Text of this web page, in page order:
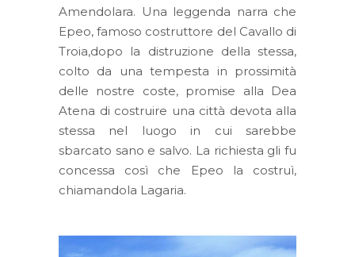
Amendolara. Una leggenda narra che
Epeo, famoso costruttore del Cavallo di
Troia,dopo la distruzione della stessa,
colto da una tempesta in prossimità
delle nostre coste, promise alla Dea
Atena di costruire una città devota alla
stessa nel luogo in cui sarebbe
sbarcato sano e salvo. La richiesta gli fu
concessa così che Epeo la costruì,
chiamandola Lagaria.